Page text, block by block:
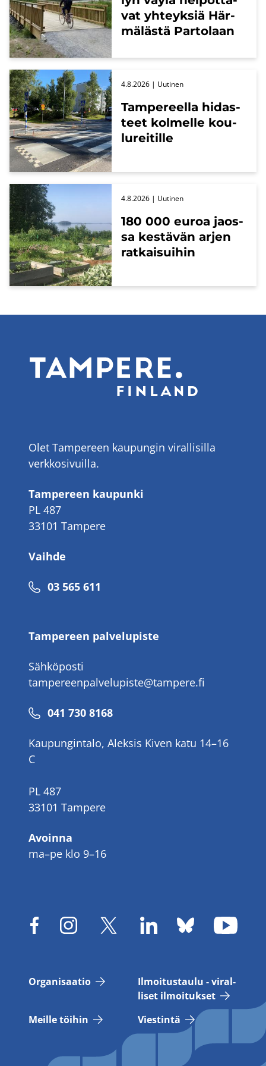
vat yh­teyk­siä Här­
mä­läs­tä Par­to­laan
Tam­pe­reel­la hi­das­
teet kol­mel­le kou­
lu­rei­til­le
4.8.2026 | Uu­ti­nen
180 000 euroa jaos­
sa kes­tä­vän arjen
rat­kai­sui­hin
4.8.2026 | Uu­ti­nen
Olet Tampereen kaupungin virallisilla
verkkosivuilla.
Tampereen kaupunki
PL 487
33101 Tampere
Vaihde
Puhelinnumero
03 565 611
Tampereen palvelupiste
Sähköposti
tampereenpalvelupiste@tampere.fi
Puhelinnumero
041 730 8168
Kaupungintalo, Aleksis Kiven katu 14–16
C
PL 487
33101 Tampere
Avoinna
ma–pe klo 9–16
Or­ga­ni­saa­tio
Il­moi­tus­tau­lu - vi­ral­
li­set il­moi­tuk­set
Meil­le töi­hin
Vies­tin­tä